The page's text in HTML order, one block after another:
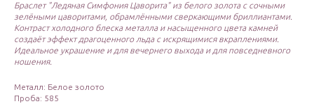
Браслет "Ледяная Симфония Цаворита" из белого золота с сочными
зелёными цаворитами, обрамлёнными сверкающими бриллиантами.
Контраст холодного блеска металла и насыщенного цвета камней
создаёт эффект драгоценного льда с искрящимися вкраплениями.
Идеальное украшение и для вечернего выхода и для повседневного
ношения.
Металл: Белое золото
Проба: 585